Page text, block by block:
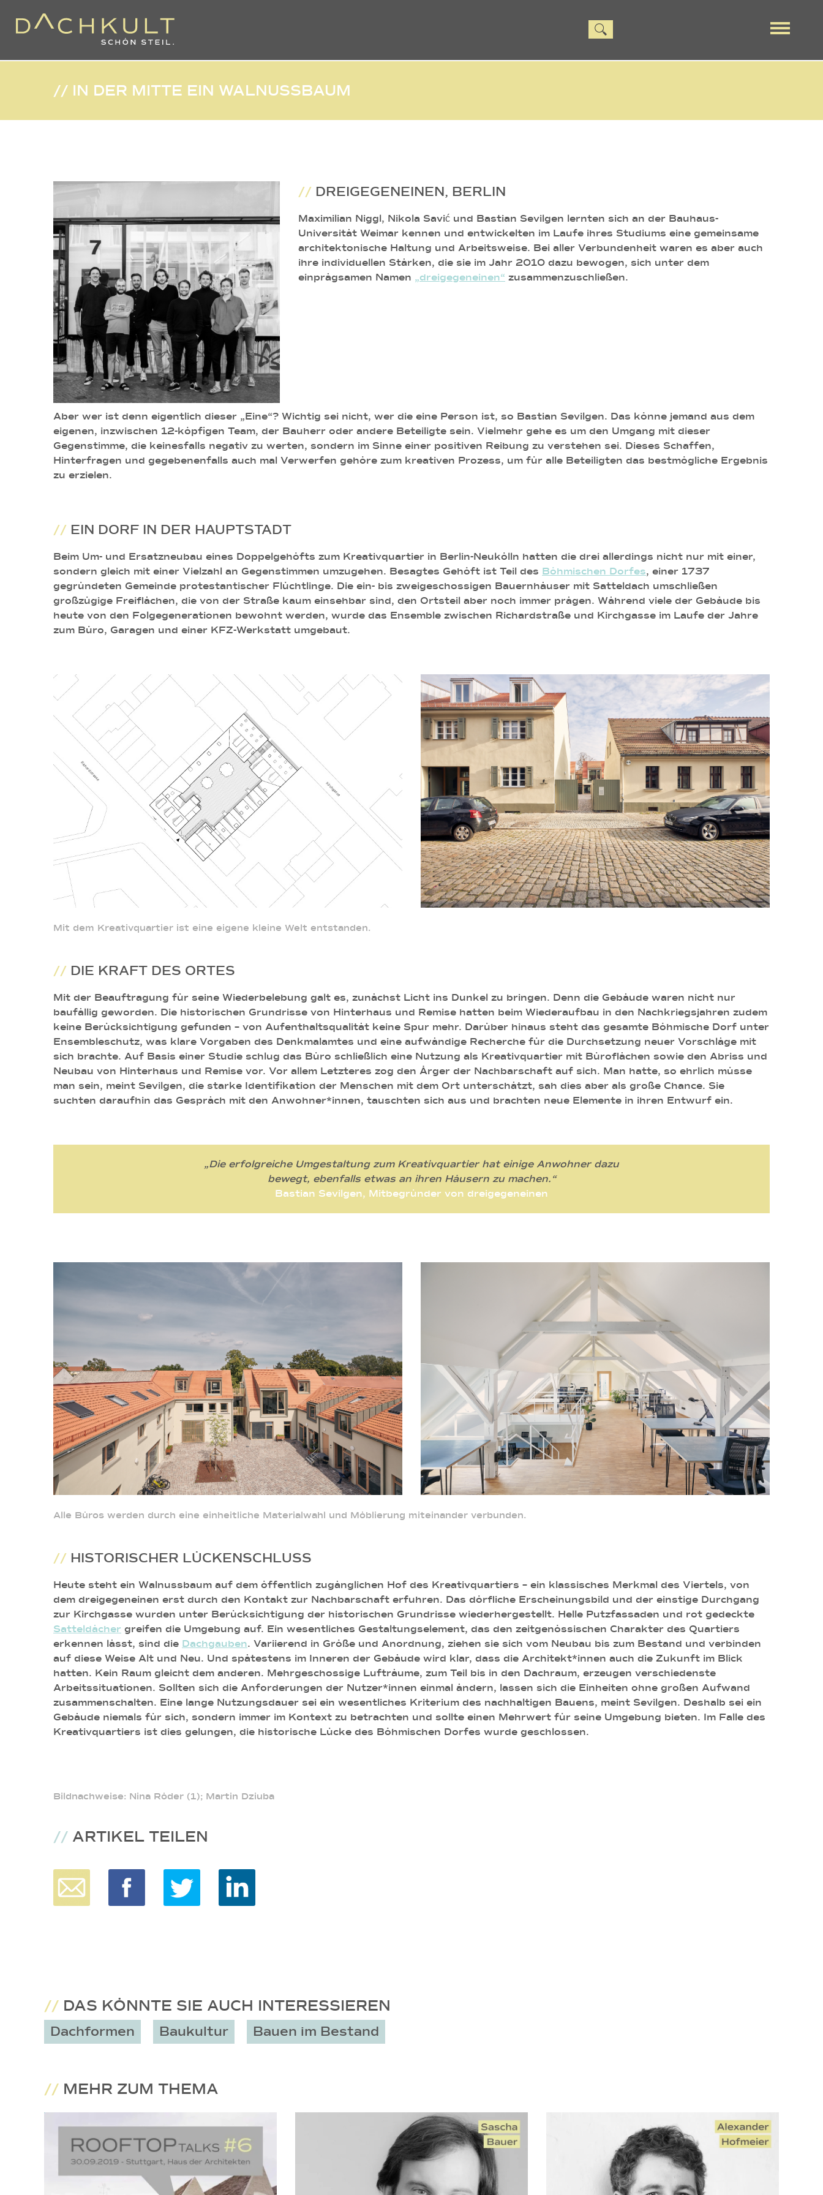
// IN DER MITTE EIN WALNUSSBAUM
// DREIGEGENEINEN, BERLIN
Maximilian Niggl, Nikola Savić und Bastian Sevilgen lernten sich an der Bauhaus-
Universität Weimar kennen und entwickelten im Laufe ihres Studiums eine gemeinsame
architektonische Haltung und Arbeitsweise. Bei aller Verbundenheit waren es aber auch
ihre individuellen Stärken, die sie im Jahr 2010 dazu bewogen, sich unter dem
einprägsamen Namen „dreigegeneinen“ zusammenzuschließen.
Aber wer ist denn eigentlich dieser „Eine“? Wichtig sei nicht, wer die eine Person ist, so Bastian Sevilgen. Das könne jemand aus dem
eigenen, inzwischen 12-köpfigen Team, der Bauherr oder andere Beteiligte sein. Vielmehr gehe es um den Umgang mit dieser
Gegenstimme, die keinesfalls negativ zu werten, sondern im Sinne einer positiven Reibung zu verstehen sei. Dieses Schaffen,
Hinterfragen und gegebenenfalls auch mal Verwerfen gehöre zum kreativen Prozess, um für alle Beteiligten das bestmögliche Ergebnis
zu erzielen.
// EIN DORF IN DER HAUPTSTADT
Beim Um- und Ersatzneubau eines Doppelgehöfts zum Kreativquartier in Berlin-Neukölln hatten die drei allerdings nicht nur mit einer,
sondern gleich mit einer Vielzahl an Gegenstimmen umzugehen. Besagtes Gehöft ist Teil des Böhmischen Dorfes, einer 1737
gegründeten Gemeinde protestantischer Flüchtlinge. Die ein- bis zweigeschossigen Bauernhäuser mit Satteldach umschließen
großzügige Freiflächen, die von der Straße kaum einsehbar sind, den Ortsteil aber noch immer prägen. Während viele der Gebäude bis
heute von den Folgegenerationen bewohnt werden, wurde das Ensemble zwischen Richardstraße und Kirchgasse im Laufe der Jahre
zum Büro, Garagen und einer KFZ-Werkstatt umgebaut.
Mit dem Kreativquartier ist eine eigene kleine Welt entstanden.
// DIE KRAFT DES ORTES
Mit der Beauftragung für seine Wiederbelebung galt es, zunächst Licht ins Dunkel zu bringen. Denn die Gebäude waren nicht nur
baufällig geworden. Die historischen Grundrisse von Hinterhaus und Remise hatten beim Wiederaufbau in den Nachkriegsjahren zudem
keine Berücksichtigung gefunden – von Aufenthaltsqualität keine Spur mehr. Darüber hinaus steht das gesamte Böhmische Dorf unter
Ensembleschutz, was klare Vorgaben des Denkmalamtes und eine aufwändige Recherche für die Durchsetzung neuer Vorschläge mit
sich brachte. Auf Basis einer Studie schlug das Büro schließlich eine Nutzung als Kreativquartier mit Büroflächen sowie den Abriss und
Neubau von Hinterhaus und Remise vor. Vor allem Letzteres zog den Ärger der Nachbarschaft auf sich. Man hatte, so ehrlich müsse
man sein, meint Sevilgen, die starke Identifikation der Menschen mit dem Ort unterschätzt, sah dies aber als große Chance. Sie
suchten daraufhin das Gespräch mit den Anwohner*innen, tauschten sich aus und brachten neue Elemente in ihren Entwurf ein.
„Die erfolgreiche Umgestaltung zum Kreativquartier hat einige Anwohner dazu
bewegt, ebenfalls etwas an ihren Häusern zu machen.“
Bastian Sevilgen, Mitbegründer von dreigegeneinen
Alle Büros werden durch eine einheitliche Materialwahl und Möblierung miteinander verbunden.
// HISTORISCHER LÜCKENSCHLUSS
Heute steht ein Walnussbaum auf dem öffentlich zugänglichen Hof des Kreativquartiers – ein klassisches Merkmal des Viertels, von
dem dreigegeneinen erst durch den Kontakt zur Nachbarschaft erfuhren. Das dörfliche Erscheinungsbild und der einstige Durchgang
zur Kirchgasse wurden unter Berücksichtigung der historischen Grundrisse wiederhergestellt. Helle Putzfassaden und rot gedeckte
Satteldächer greifen die Umgebung auf. Ein wesentliches Gestaltungselement, das den zeitgenössischen Charakter des Quartiers
erkennen lässt, sind die Dachgauben. Variierend in Größe und Anordnung, ziehen sie sich vom Neubau bis zum Bestand und verbinden
auf diese Weise Alt und Neu. Und spätestens im Inneren der Gebäude wird klar, dass die Architekt*innen auch die Zukunft im Blick
hatten. Kein Raum gleicht dem anderen. Mehrgeschossige Lufträume, zum Teil bis in den Dachraum, erzeugen verschiedenste
Arbeitssituationen. Sollten sich die Anforderungen der Nutzer*innen einmal ändern, lassen sich die Einheiten ohne großen Aufwand
zusammenschalten. Eine lange Nutzungsdauer sei ein wesentliches Kriterium des nachhaltigen Bauens, meint Sevilgen. Deshalb sei ein
Gebäude niemals für sich, sondern immer im Kontext zu betrachten und sollte einen Mehrwert für seine Umgebung bieten. Im Falle des
Kreativquartiers ist dies gelungen, die historische Lücke des Böhmischen Dorfes wurde geschlossen.
Bildnachweise: Nina Röder (1); Martin Dziuba
// ARTIKEL TEILEN
// DAS KÖNNTE SIE AUCH INTERESSIEREN
Dachformen Baukultur Bauen im Bestand
// MEHR ZUM THEMA